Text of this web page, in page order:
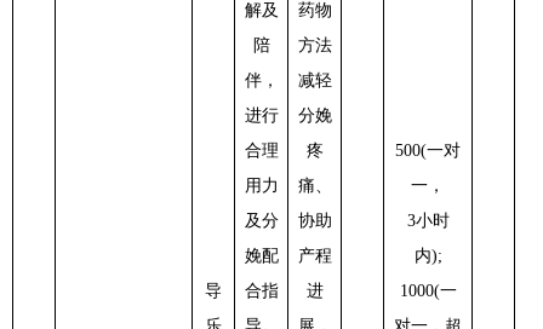
导
解及
陪
伴，
进行
合理
用力
及分
娩配
合指
药物
方法
减轻
分娩
疼
痛、
协助
产程
进
500(一对
一，
3小时
内);
1000(一